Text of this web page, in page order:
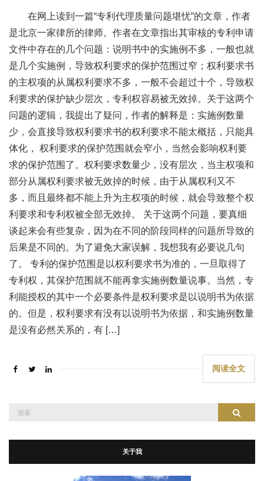
在网上读到一篇“专利代理质量问题堪忧”的文章，作者
是北京一家律所的律师。作者在文章指出其审核的专利申请
文件中存在的几个问题：说明书中的实施例不多，一般也就
是几个实施例，导致权利要求的保护范围过窄；权利要求书
的主权项的从属权利要求不多，一般不会超过十个，导致权
利要求的保护缺少层次，专利权容易被无效掉。关于这两个
问题的逻辑，我提出了疑问，作者的解释是：实施例数量
少，会直接导致权利要求书的权利要求不能太概括，只能具
体化， 权利要求的保护范围就会窄小，当然会影响权利要
求的保护范围了。权利要求数量少，没有层次，当主权项和
部分从属权利要求被无效掉的时候，由于从属权利又不
多，而且最终都不能上升为主权项的时候，就会导致整个权
利要求和专利权被全部无效掉。 关于这两个问题，要真细
谈起来会有些复杂，因为在不同的阶段同样的问题所导致的
后果是不同的。为了避免大家误解，我想我有必要说几句
了。 专利的保护范围是以权利要求书为准的，一旦取得了
专利权，其保护范围就不能再拿实施例数量说事。当然，专
利能授权的其中一个必要条件是权利要求是以说明书为依据
的。但是，权利要求有没有以说明书为依据，和实施例数量
是没有必然关系的，有 […]
阅读全文
搜索
关于我